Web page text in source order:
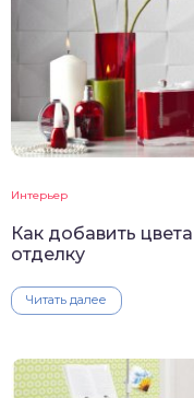
Интерьер
Как добавить
отделку
Читать далее